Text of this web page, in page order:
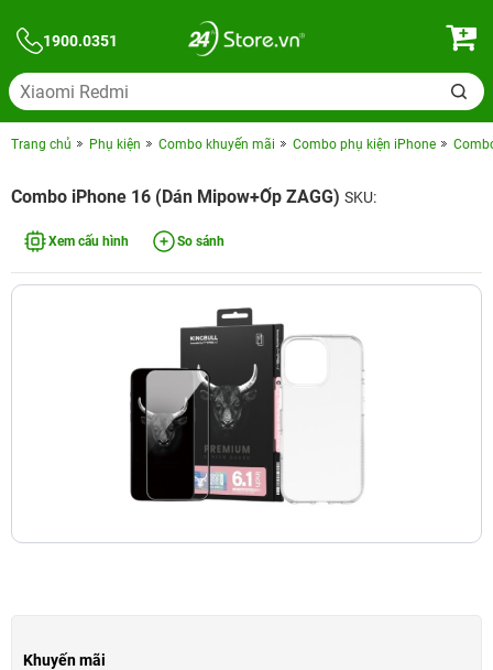
1900.0351
Trang chủ Phụ kiện Combo khuyến mãi Combo phụ kiện iPhone
Combo iPhone 16 (Dán Mipow+Ốp ZAGG) SKU:
Xem cấu hình So sánh
Khuyến mãi